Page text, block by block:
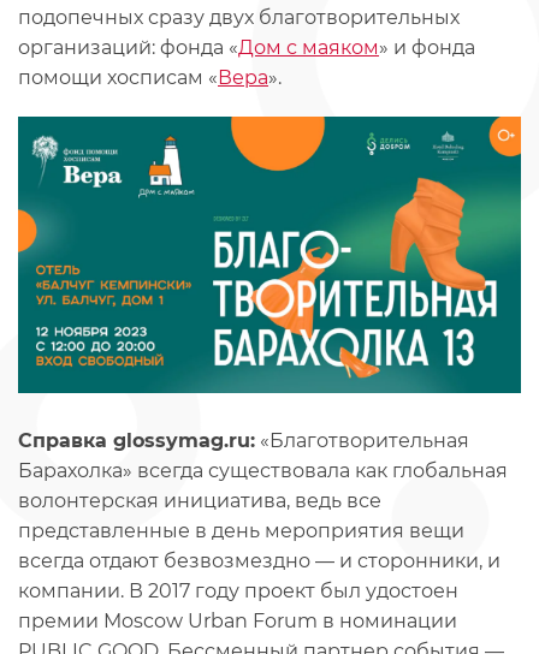
подопечных сразу двух благотворительных
организаций: фонда «Дом с маяком» и фонда
помощи хосписам «Вера».
Справка glossymag.ru: «Благотворительная
Барахолка» всегда существовала как глобальная
волонтерская инициатива, ведь все
представленные в день мероприятия вещи
всегда отдают безвозмездно — и сторонники, и
компании. В 2017 году проект был удостоен
премии Moscow Urban Forum в номинации